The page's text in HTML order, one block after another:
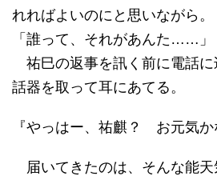
れればよいのにと思いながら。
「誰って、それがあんた……」
祐巳の返事を訊く前に電話に
話器を取って耳にあてる。
『やっはー、祐麒？ お元気か
届いてきたのは、そんな能天